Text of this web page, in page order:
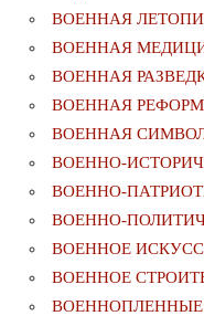
ВОЕННАЯ
ВОЕННАЯ
ВОЕННАЯ
ВОЕННАЯ
ВОЕННАЯ
ВОЕННО-
ВОЕННО-
ВОЕННО-
ВОЕННОЕ
ВОЕННОЕ